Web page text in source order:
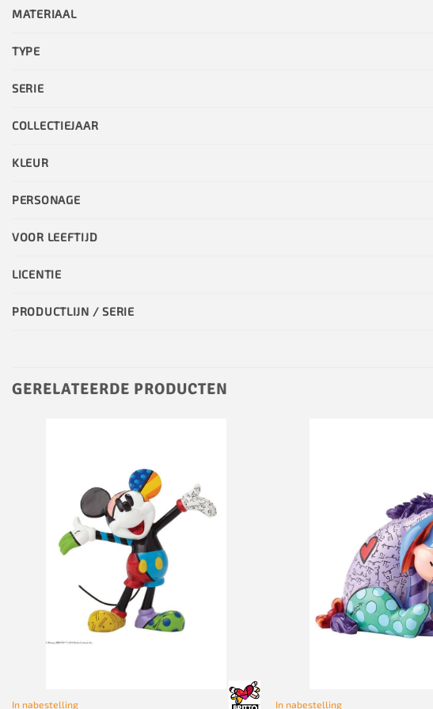
MATERIAAL
TYPE
SERIE
COLLECTIEJAAR
KLEUR
PERSONAGE
VOOR LEEFTIJD
LICENTIE
PRODUCTLIJN / SERIE
GERELATEERDE PRODUCTEN
In nabestelling In nabestelling